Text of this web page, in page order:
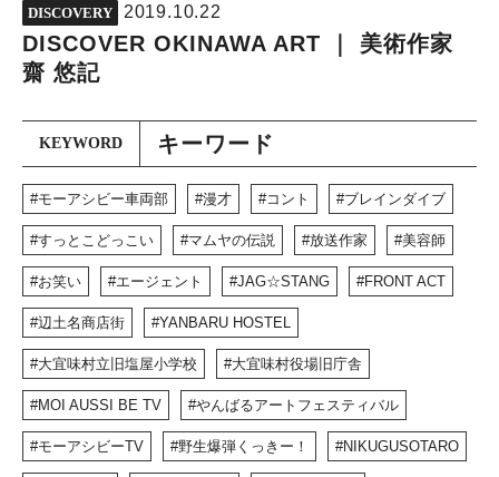
DISCOVERY 2019.10.22
DISCOVER OKINAWA ART ｜ 美術作家
齋 悠記
キーワード
KEYWORD
モーアシビー車両部 漫才 コント ブレインダイブ
すっとこどっこい マムヤの伝説 放送作家 美容師
お笑い エージェント JAG☆STANG FRONT ACT
辺土名商店街 YANBARU HOSTEL
大宜味村立旧塩屋小学校 大宜味村役場旧庁舎
MOI AUSSI BE TV やんばるアートフェスティバル
モーアシビーTV 野生爆弾くっきー！ NIKUGUSOTARO